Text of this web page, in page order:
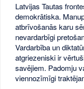
Latvijas Tautas
demokrātiska.
atbrīvošanās karu
nevardarbīgi
Vardarbība un
atgriezeniski ir
savējiem. Padomju
viennozīmīgi